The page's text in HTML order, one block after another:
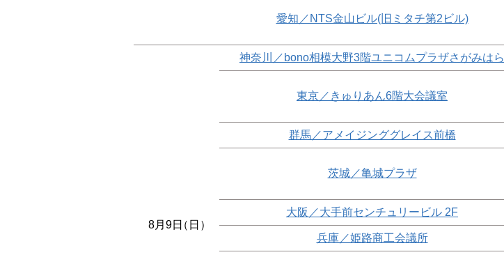
愛知／NTS金山ビル(旧ミタチ第2ビル)
8月9日（日）
神奈川／bono相模大野3階ユニコムプラザさがみはら
東京／きゅりあん6階大会議室
群馬／アメイジンググレイス前橋
茨城／亀城プラザ
大阪／大手前センチュリービル 2F
兵庫／姫路商工会議所